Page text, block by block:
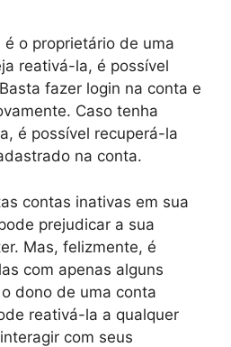
o proprietário de uma
reativá-la, é possível
fazer login na conta e
Caso tenha
é possível recuperá-la
na conta.
contas inativas em sua
prejudicar a sua
Mas, felizmente, é
com apenas alguns
dono de uma conta
reativá-la a qualquer
com seus